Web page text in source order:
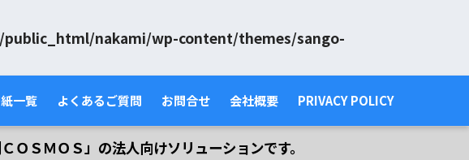
nakami/wp-content/themes/sango-
一覧 よくあるご質問 お問合せ 会社概要 PRIVACY POLICY
ＯＳＭＯＳ」の法人向けソリューションです。